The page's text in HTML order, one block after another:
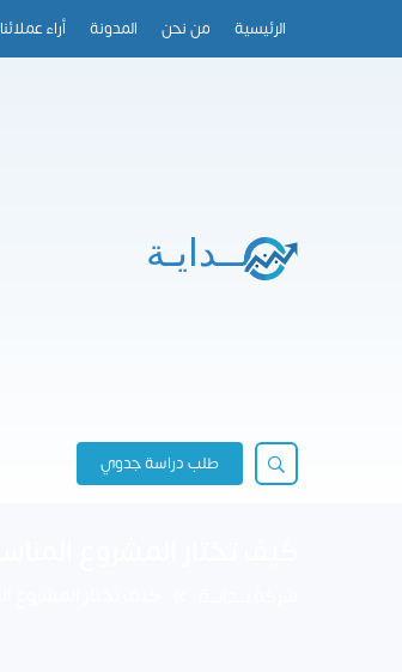
الرئيسية من نحن المدونة أراء عملائنا
طلب دراسة جدوي